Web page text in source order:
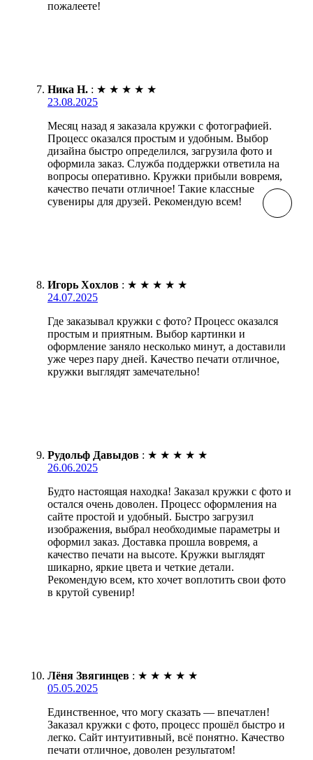
пожалеете!
Ника Н. : ★ ★ ★ ★ ★
23.08.2025
Месяц назад я заказала кружки с фотографией.
Процесс оказался простым и удобным. Выбор
дизайна быстро определился, загрузила фото и
оформила заказ. Служба поддержки ответила на
вопросы оперативно. Кружки прибыли вовремя,
качество печати отличное! Такие классные
сувениры для друзей. Рекомендую всем!
Игорь Хохлов : ★ ★ ★ ★ ★
24.07.2025
Где заказывал кружки с фото? Процесс оказался
простым и приятным. Выбор картинки и
оформление заняло несколько минут, а доставили
уже через пару дней. Качество печати отличное,
кружки выглядят замечательно!
Рудольф Давыдов : ★ ★ ★ ★ ★
26.06.2025
Будто настоящая находка! Заказал кружки с фото и
остался очень доволен. Процесс оформления на
сайте простой и удобный. Быстро загрузил
изображения, выбрал необходимые параметры и
оформил заказ. Доставка прошла вовремя, а
качество печати на высоте. Кружки выглядят
шикарно, яркие цвета и четкие детали.
Рекомендую всем, кто хочет воплотить свои фото
в крутой сувенир!
Лёня Звягинцев : ★ ★ ★ ★ ★
05.05.2025
Единственное, что могу сказать — впечатлен!
Заказал кружки с фото, процесс прошёл быстро и
легко. Сайт интуитивный, всё понятно. Качество
печати отличное, доволен результатом!